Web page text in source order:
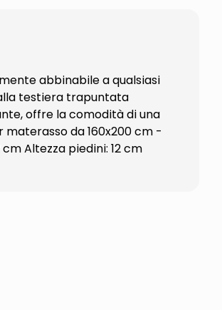
abbinabile a qualsiasi
testiera trapuntata
offre la comodità di una
da 160x200 cm -
Altezza piedini: 12 cm